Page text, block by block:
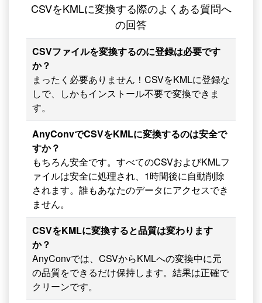
CSVをKMLに変換する際のよくある質問へ
の回答
CSVファイルを変換するのに登録は必要です
か？
まったく必要ありません！CSVをKMLに登録な
しで、しかもインストール不要で変換できま
す。
AnyConvでCSVをKMLに変換するのは安全で
すか？
もちろん安全です。すべてのCSVおよびKMLフ
ァイルは安全に処理され、1時間後に自動削除
されます。誰もあなたのデータにアクセスでき
ません。
CSVをKMLに変換すると品質は変わります
か？
AnyConvでは、CSVからKMLへの変換中に元
の品質をできるだけ保持します。結果は正確で
クリーンです。